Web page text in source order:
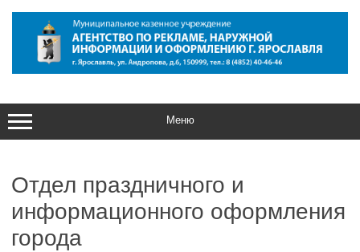
содержимому
Меню
Отдел праздничного и
информационного оформления
города